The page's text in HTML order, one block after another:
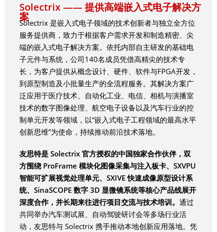
Solectrix —— 提供高端嵌入式电子解决方
案
Solectrix 是嵌入式电子领域的技术创新者与独立全方位
服务提供商，致力于根据客户需求开发和制造精密、尖
端的嵌入式电子解决方案。依托内部自主研发的基础电
子元件与系统，公司140名成员凭借高精尖的技术专
长，为客户提供从概念设计、硬件、软件与FPGA开发，
到原型制造及小批量生产的全流程服务。其解决方案广
泛应用于医疗技术、自动化工业、电信、相机与演播室
技术的数字图像处理、航空电子设备以及汽车行业的控
制单元开发等领域，以“嵌入式电子工程领域的最高水平
创新思维”为使命，持续推动前沿技术落地。
友思特是 Solectrix 官方授权的中国独家合作伙伴，双
方围绕 ProFrame 模块化图像采集与注入板卡、SXVPU
智能可扩展视觉处理单元、SXIVE 快速成像原型设计系
统、SinaSCOPE 数字 3D 显微镜系统等核心产品线展开
深度合作，并长期来往进行项目交流与技术培训。 通过
共同举办汽车测试展、自动驾驶研讨会等多场行业活
动，友思特与 Solectrix 携手推动本地创新应用落地。凭